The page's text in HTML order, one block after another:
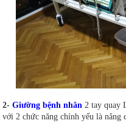
2-Giường bệnh nhân 2 tay quay
với 2 chức năng chính yếu là nâng